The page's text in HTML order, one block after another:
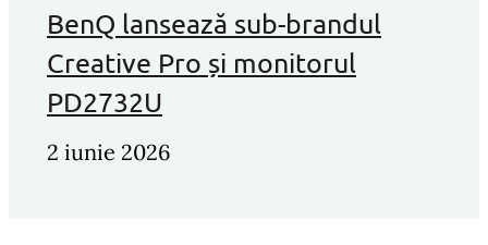
BenQ lansează sub-brandul
Creative Pro și monitorul
PD2732U
2 iunie 2026